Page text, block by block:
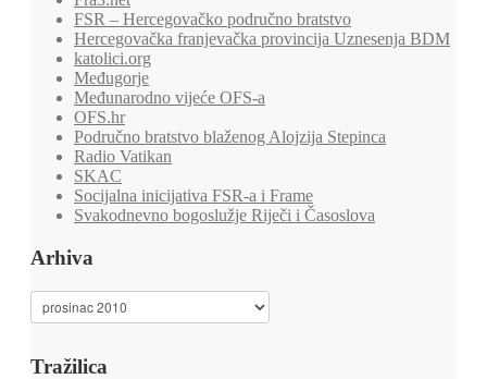
FSR – Hercegovačko područno bratstvo
Hercegovačka franjevačka provincija Uznesenja BDM
katolici.org
Međugorje
Međunarodno vijeće OFS-a
OFS.hr
Područno bratstvo blaženog Alojzija Stepinca
Radio Vatikan
SKAC
Socijalna inicijativa FSR-a i Frame
Svakodnevno bogoslužje Riječi i Časoslova
Arhiva
Arhiva
Tražilica